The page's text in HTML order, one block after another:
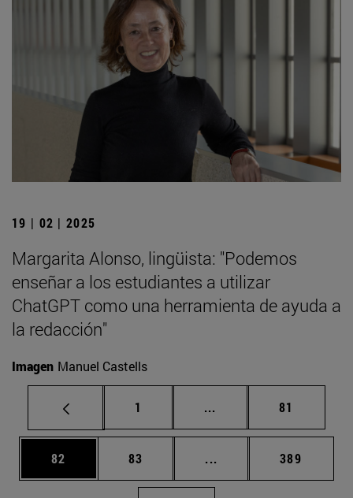
19 | 02 | 2025
Margarita Alonso, lingüista: "Podemos
enseñar a los estudiantes a utilizar
ChatGPT como una herramienta de ayuda a
la redacción"
Imagen Manuel Castells
Página
1 ... Páginas intermedias
Página
81
Página
82 Página
83 ... Páginas intermedias
Página
389